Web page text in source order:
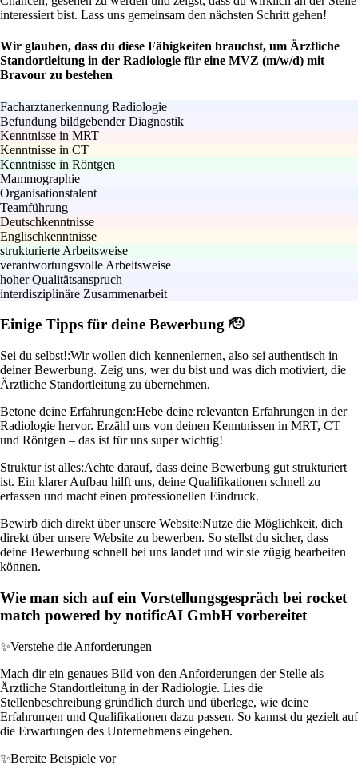
interessiert bist. Lass uns gemeinsam den nächsten Schritt gehen!
Wir glauben, dass du diese Fähigkeiten brauchst, um Ärztliche
Standortleitung in der Radiologie für eine MVZ (m/w/d) mit
Bravour zu bestehen
Facharztanerkennung Radiologie
Befundung bildgebender Diagnostik
Kenntnisse in MRT
Kenntnisse in CT
Kenntnisse in Röntgen
Mammographie
Organisationstalent
Teamführung
Deutschkenntnisse
Englischkenntnisse
strukturierte Arbeitsweise
verantwortungsvolle Arbeitsweise
hoher Qualitätsanspruch
interdisziplinäre Zusammenarbeit
Einige Tipps für deine Bewerbung 🫡
Sei du selbst!:Wir wollen dich kennenlernen, also sei authentisch in
deiner Bewerbung. Zeig uns, wer du bist und was dich motiviert, die
Ärztliche Standortleitung zu übernehmen.
Betone deine Erfahrungen:Hebe deine relevanten Erfahrungen in der
Radiologie hervor. Erzähl uns von deinen Kenntnissen in MRT, CT
und Röntgen – das ist für uns super wichtig!
Struktur ist alles:Achte darauf, dass deine Bewerbung gut strukturiert
ist. Ein klarer Aufbau hilft uns, deine Qualifikationen schnell zu
erfassen und macht einen professionellen Eindruck.
Bewirb dich direkt über unsere Website:Nutze die Möglichkeit, dich
direkt über unsere Website zu bewerben. So stellst du sicher, dass
deine Bewerbung schnell bei uns landet und wir sie zügig bearbeiten
können.
Wie man sich auf ein Vorstellungsgespräch bei rocket
match powered by notificAI GmbH vorbereitet
✨Verstehe die Anforderungen
Mach dir ein genaues Bild von den Anforderungen der Stelle als
Ärztliche Standortleitung in der Radiologie. Lies die
Stellenbeschreibung gründlich durch und überlege, wie deine
Erfahrungen und Qualifikationen dazu passen. So kannst du gezielt auf
die Erwartungen des Unternehmens eingehen.
✨Bereite Beispiele vor